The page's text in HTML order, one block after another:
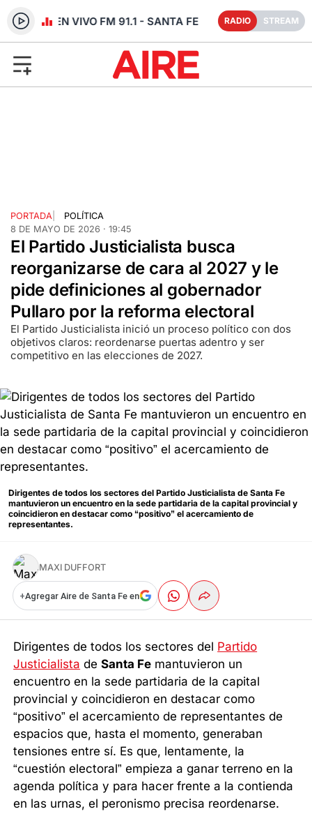
RADIO EN VIVO FM 91.1 - SANTA FE RADIO STREAM
PORTADA
POLÍTICA
8 DE MAYO DE 2026 · 19:45
El Partido Justicialista busca
reorganizarse de cara al 2027 y le
pide definiciones al gobernador
Pullaro por la reforma electoral
El Partido Justicialista inició un proceso político con dos
objetivos claros: reordenarse puertas adentro y ser
competitivo en las elecciones de 2027.
Dirigentes de todos los sectores del Partido Justicialista de Santa Fe
mantuvieron un encuentro en la sede partidaria de la capital provincial y
coincidieron en destacar como “positivo” el acercamiento de
representantes.
MAXI DUFFORT
+Agregar Aire de Santa Fe en
Dirigentes de todos los sectores del Partido
Justicialista deSanta Fe mantuvieron un
encuentro en la sede partidaria de la capital
provincial y coincidieron en destacar como
“positivo” el acercamiento de representantes de
espacios que, hasta el momento, generaban
tensiones entre sí. Es que, lentamente, la
“cuestión electoral” empieza a ganar terreno en la
agenda política y para hacer frente a la contienda
en las urnas, el peronismo precisa reordenarse.